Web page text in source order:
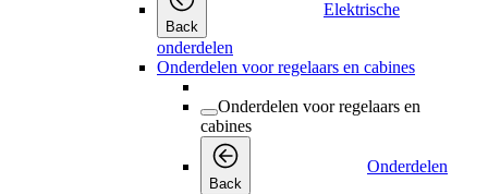
Back
Elektrische
onderdelen
Onderdelen voor regelaars en cabines
Onderdelen voor regelaars en
cabines
Back
Onderdelen